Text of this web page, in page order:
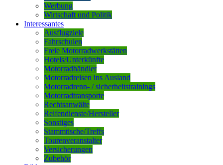
Werbung
Wirtschaft und Politik
Interessantes
Ausflugziele
Fahrschulen
Freie Motorradwerkstätten
Hotels/Unterkünfte
Motorradhändler
Motorradreisen ins Ausland
Motorradrenn- / sicherheitstrainings
Motorradtransporte
Rechtsanwälte
Reifendienste/Hersteller
Sonstiges
Stammtische/Treffs
Tourenveranstalter
Versicherungen
Zubehör